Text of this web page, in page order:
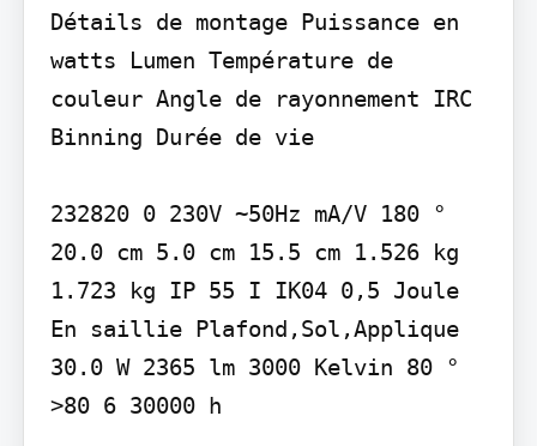
Détails de montage Puissance en
watts Lumen Température de
couleur Angle de rayonnement IRC
Binning Durée de vie
232820 0 230V ~50Hz mA/V 180 °
20.0 cm 5.0 cm 15.5 cm 1.526 kg
1.723 kg IP 55 I IK04 0,5 Joule
En saillie Plafond,Sol,Applique
30.0 W 2365 lm 3000 Kelvin 80 °
>80 6 30000 h